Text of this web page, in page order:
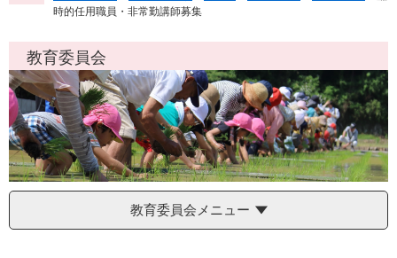
で
。
ば
て
文
へ
時的任用職員・非常勤講師募集
教育委員会
教育委員会メニュー